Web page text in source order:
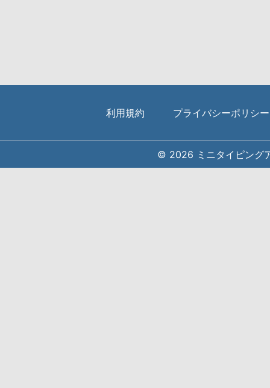
利用規約 プライバシーポリシー
© 2026 ミニタイピング